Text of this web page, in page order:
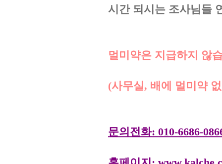
시간 되시는 조사님들
멀미약은 지급하지 않
(사무실, 배에 멀미약
문의전화: 010-6686-